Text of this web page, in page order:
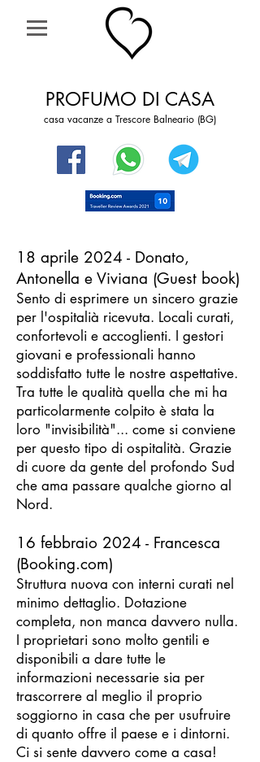
PROFUMO DI CASA
casa vacanze a Trescore Balneario (BG)
18 aprile 2024 - Donato,
Antonella e Viviana (Guest book)
Sento di esprimere un sincero grazie
per l'ospitalià ricevuta. Locali curati,
confortevoli e accoglienti. I gestori
giovani e professionali hanno
soddisfatto tutte le nostre aspettative.
Tra tutte le qualità quella che mi ha
particolarmente colpito è stata la
loro "invisibilità"... come si conviene
per questo tipo di ospitalità. Grazie
di cuore da gente del profondo Sud
che ama passare qualche giorno al
Nord.
16 febbraio 2024 - Francesca
(Booking.com)
Struttura nuova con interni curati nel
minimo dettaglio. Dotazione
completa, non manca davvero nulla.
I proprietari sono molto gentili e
disponibili a dare tutte le
informazioni necessarie sia per
trascorrere al meglio il proprio
soggiorno in casa che per usufruire
di quanto offre il paese e i dintorni.
Ci si sente davvero come a casa!